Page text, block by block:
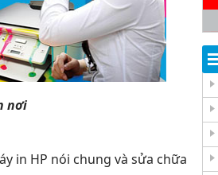
nơi
in HP nói chung và sửa chữa